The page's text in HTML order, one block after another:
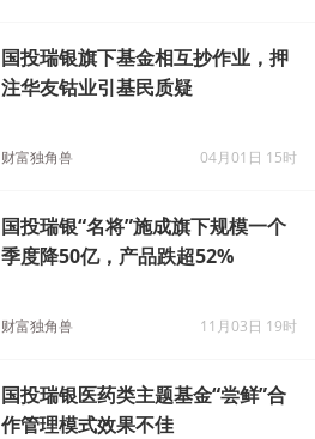
国投瑞银旗下基金相互抄作业，押
注华友钴业引基民质疑
财富独角兽 04月01日 15时
国投瑞银“名将”施成旗下规模一个
季度降50亿，产品跌超52%
财富独角兽 11月03日 19时
国投瑞银医药类主题基金“尝鲜”合
作管理模式效果不佳